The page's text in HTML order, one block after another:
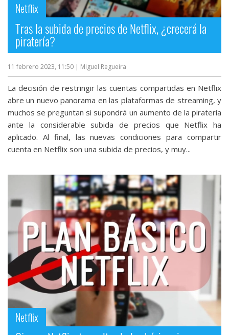
Netflix
Tras la subida de precios de Netflix, ¿crecerá la
piratería?
11 febrero 2023, 11:50 | Miguel Regueira
La decisión de restringir las cuentas compartidas en Netflix
abre un nuevo panorama en las plataformas de streaming, y
muchos se preguntan si supondrá un aumento de la piratería
ante la considerable subida de precios que Netflix ha
aplicado. Al final, las nuevas condiciones para compartir
cuenta en Netflix son una subida de precios, y muy...
Netflix